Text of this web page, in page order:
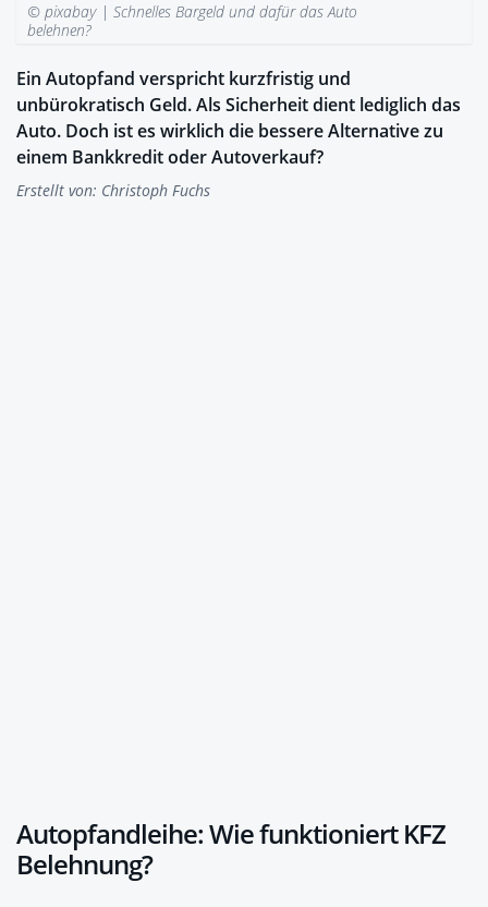
© pixabay |Schnelles Bargeld und dafür das Auto
belehnen?
Ein Autopfand verspricht kurzfristig und
unbürokratisch Geld. Als Sicherheit dient lediglich das
Auto. Doch ist es wirklich die bessere Alternative zu
einem Bankkredit oder Autoverkauf?
Erstellt von: Christoph Fuchs
Autopfandleihe: Wie funktioniert KFZ
Belehnung?